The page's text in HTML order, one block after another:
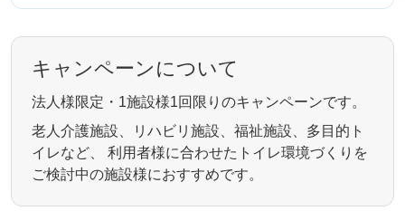
キャンペーンについて
法人様限定・1施設様1回限りのキャンペーンです。
老人介護施設、リハビリ施設、福祉施設、多目的ト
イレなど、 利用者様に合わせたトイレ環境づくりを
ご検討中の施設様におすすめです。